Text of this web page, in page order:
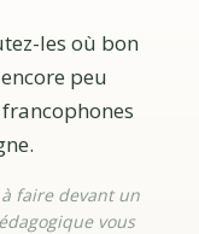
les où bon
peu
faire devant un
vous